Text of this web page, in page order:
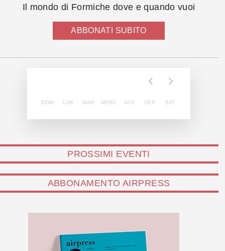
Il mondo di Formiche dove e quando vuoi
ABBONATI SUBITO
DOM LUN MAR MERC GIO VEN SAT
PROSSIMI EVENTI
ABBONAMENTO AIRPRESS